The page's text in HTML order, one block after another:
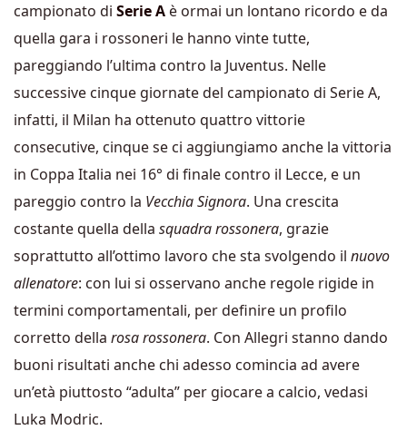
campionato di Serie A è ormai un lontano ricordo e da
quella gara i rossoneri le hanno vinte tutte,
pareggiando l’ultima contro la Juventus. Nelle
successive cinque giornate del campionato di Serie A,
infatti, il Milan ha ottenuto quattro vittorie
consecutive, cinque se ci aggiungiamo anche la vittoria
in Coppa Italia nei 16° di finale contro il Lecce, e un
pareggio contro la Vecchia Signora. Una crescita
costante quella della squadra rossonera, grazie
soprattutto all’ottimo lavoro che sta svolgendo il nuovo
allenatore: con lui si osservano anche regole rigide in
termini comportamentali, per definire un profilo
corretto della rosa rossonera. Con Allegri stanno dando
buoni risultati anche chi adesso comincia ad avere
un’età piuttosto “adulta” per giocare a calcio, vedasi
Luka Modric.